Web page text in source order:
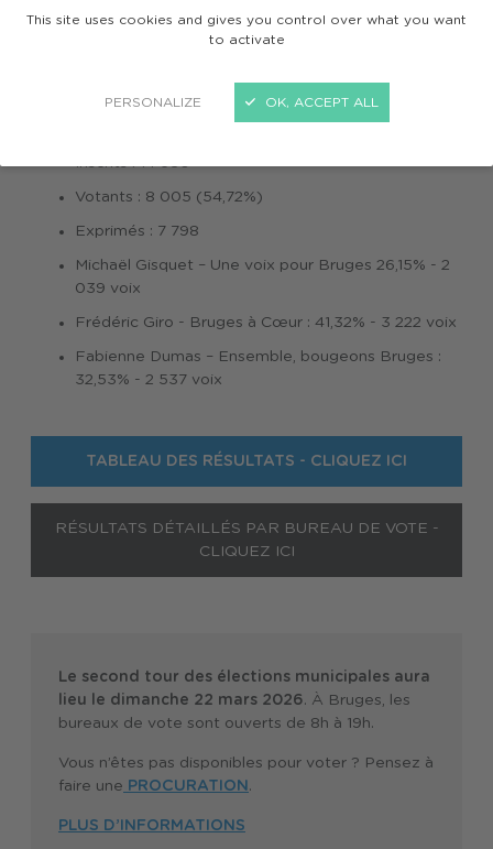
This site uses cookies and gives you control over what you want
to activate
PERSONALIZE OK, ACCEPT ALL
Inscrits : 14 630
Votants : 8 005 (54,72%)
Exprimés : 7 798
Michaël Gisquet – Une voix pour Bruges 26,15% - 2
039 voix
Frédéric Giro - Bruges à Cœur : 41,32% - 3 222 voix
Fabienne Dumas – Ensemble, bougeons Bruges :
32,53% - 2 537 voix
TABLEAU DES RÉSULTATS - CLIQUEZ ICI
RÉSULTATS DÉTAILLÉS PAR BUREAU DE VOTE -
CLIQUEZ ICI
Le second tour des élections municipales aura
lieu le dimanche 22 mars 2026. À Bruges, les
bureaux de vote sont ouverts de 8h à 19h.
Vous n’êtes pas disponibles pour voter ? Pensez à
faire une PROCURATION .
PLUS D’INFORMATIONS